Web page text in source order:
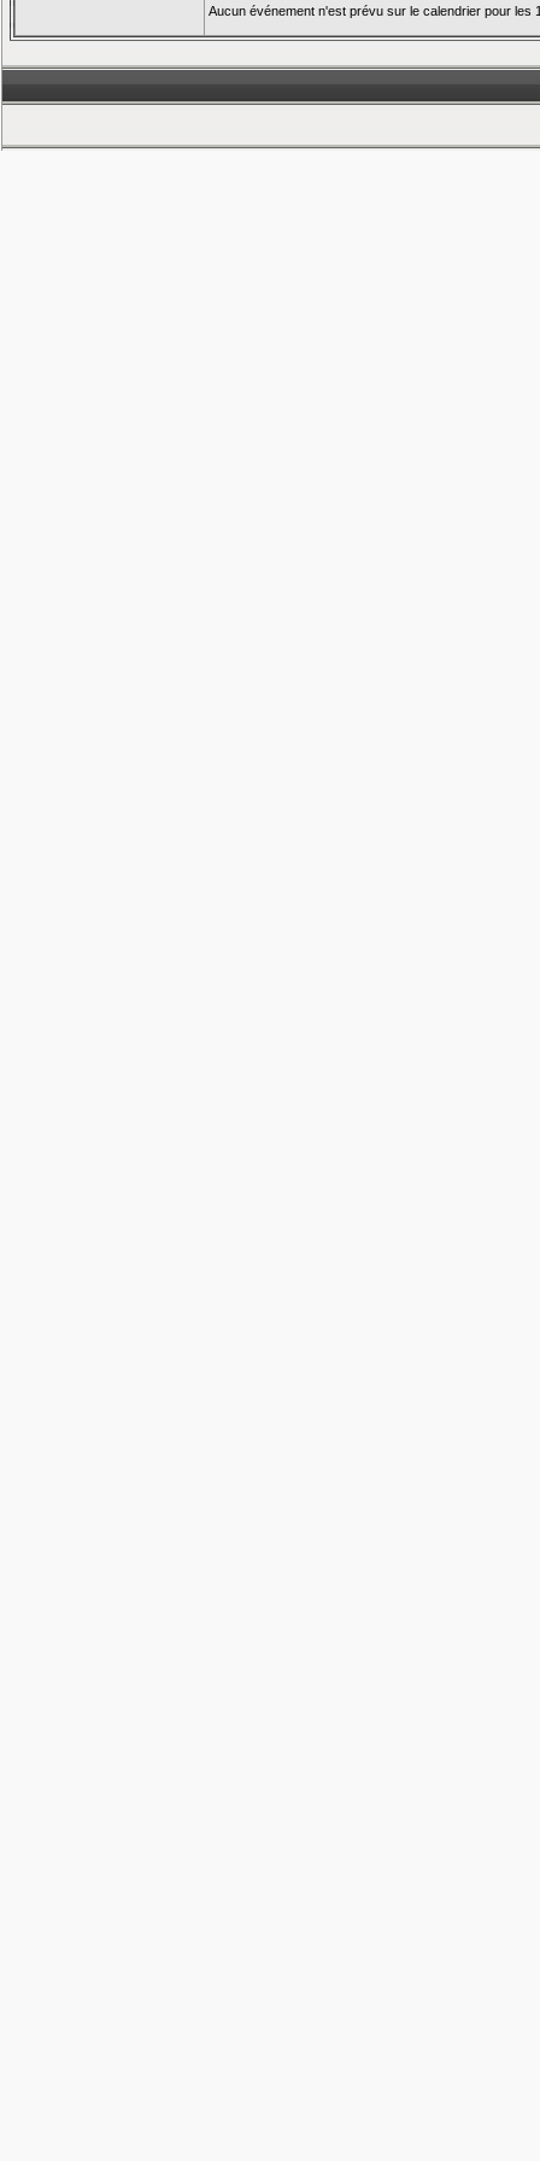
Aucun événement n'est prévu sur le calendrier pour les